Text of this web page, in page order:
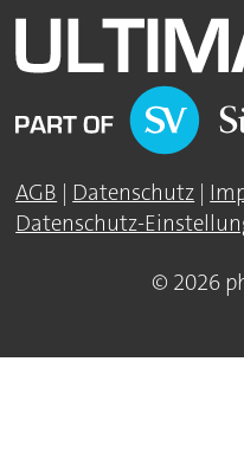
AGB | Datenschutz |
Datenschutz-
© 2026